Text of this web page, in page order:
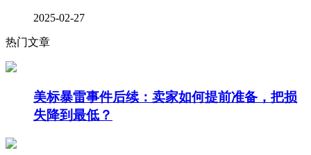
2025-02-27
热门文章
美标暴雷事件后续：卖家如何提前准备，把损
失降到最低？